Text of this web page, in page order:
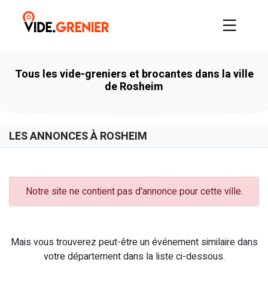
Tous les vide-greniers et brocantes dans la ville
de Rosheim
LES ANNONCES À ROSHEIM
Notre site ne contient pas d'annonce pour cette ville.
Mais vous trouverez peut-être un événement similaire dans
votre département dans la liste ci-dessous.